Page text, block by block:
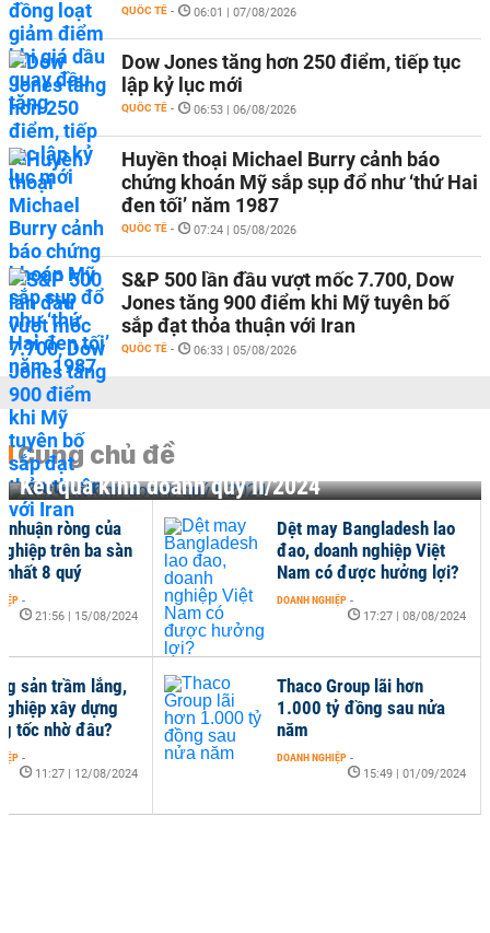
QUỐC TẾ - 06:01 | 07/08/2026
Dow Jones tăng hơn 250 điểm, tiếp tục
lập kỷ lục mới
QUỐC TẾ - 06:53 | 06/08/2026
Huyền thoại Michael Burry cảnh báo
chứng khoán Mỹ sắp sụp đổ như ‘thứ Hai
đen tối’ năm 1987
QUỐC TẾ - 07:24 | 05/08/2026
S&P 500 lần đầu vượt mốc 7.700, Dow
Jones tăng 900 điểm khi Mỹ tuyên bố
sắp đạt thỏa thuận với Iran
QUỐC TẾ - 06:33 | 05/08/2026
Cùng chủ đề
Kết quả kinh doanh quý II/2024
Thaco Group lãi hơn
1.000 tỷ đồng sau nửa
năm
DOANH NGHIỆP -
15:49 | 01/09/2024
nhuận ròng của
trên ba sàn
nhất 8 quý
-
21:56 | 15/08/2024
sản trầm lắng,
xây dựng
tốc nhờ đâu?
-
11:27 | 12/08/2024
Dệt may Bangladesh lao
đao, doanh nghiệp Việt
Nam có được hưởng lợi?
DOANH NGHIỆP -
17:27 | 08/08/2024